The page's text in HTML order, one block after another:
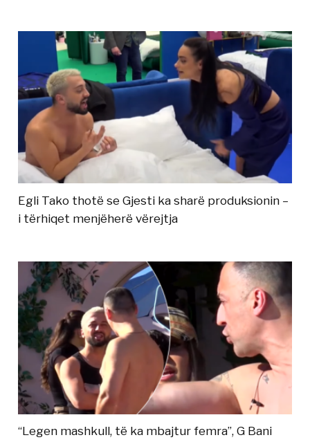
Egli Tako thotë se Gjesti ka sharë produksionin –
i tërhiqet menjëherë vërejtja
“Legen mashkull, të ka mbajtur femra”, G Bani